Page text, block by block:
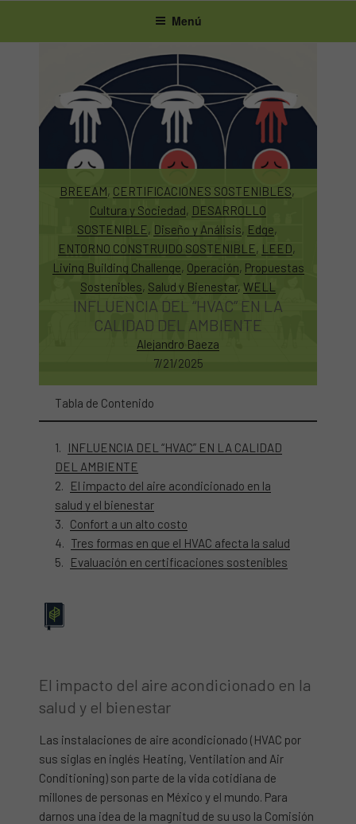
contenido
Menú
BREEAM, CERTIFICACIONES SOSTENIBLES
Cultura y Sociedad, DESARROLLO
SOSTENIBLE, Diseño y Análisis, Edge
ENTORNO CONSTRUIDO SOSTENIBLE, LEED
Living Building Challenge, Operación, Propuestas
Sostenibles, Salud y Bienestar, WELL
INFLUENCIA DEL “HVAC” EN LA
CALIDAD DEL AMBIENTE
Alejandro Baeza
7/21/2025
Tabla de Contenido
INFLUENCIA DEL “HVAC” EN LA CALIDAD
DEL AMBIENTE
El impacto del aire acondicionado en la
salud y el bienestar
Confort a un alto costo
Tres formas en que el HVAC afecta la salud
Evaluación en certificaciones sostenibles
El impacto del aire acondicionado en la
salud y el bienestar
Las instalaciones de aire acondicionado (HVAC por
sus siglas en inglés Heating, Ventilation and Air
Conditioning) son parte de la vida cotidiana de
millones de personas en México y el mundo. Para
darnos una idea de la magnitud de su uso la Comisión